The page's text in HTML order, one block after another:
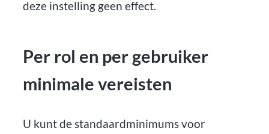
deze instelling geen effect.
Per rol en per gebruiker
minimale vereisten
U kunt de standaardminimums voor